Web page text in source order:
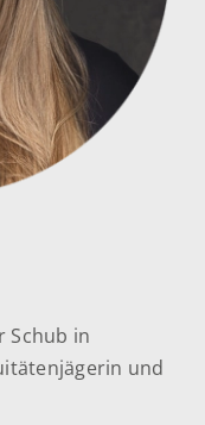
Schub in
und